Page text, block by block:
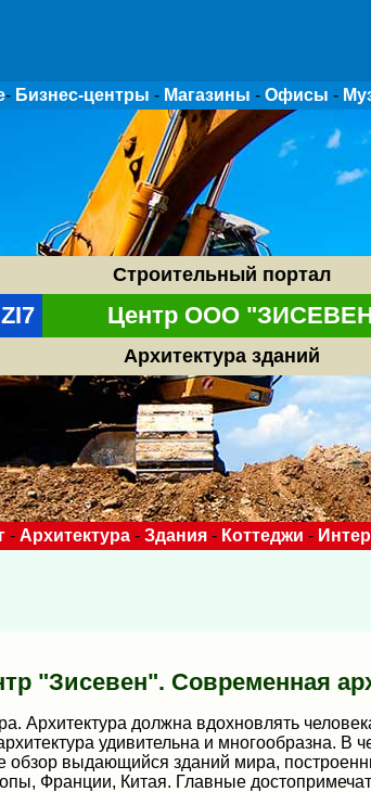
- Бизнес-центры - Магазины - Офисы -
Строительный портал
ZI7 Центр ООО
Архитектура зданий
- Архитектура- Здания - Коттеджи -
"Зисевен". Современная
Архитектура должна вдохновлять
удивительна и многообразна. В
выдающийся зданий мира,
Франции, Китая. Главные